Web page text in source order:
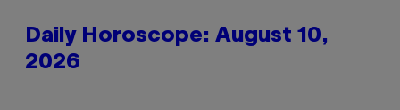
Daily Horoscope: August 10,
2026